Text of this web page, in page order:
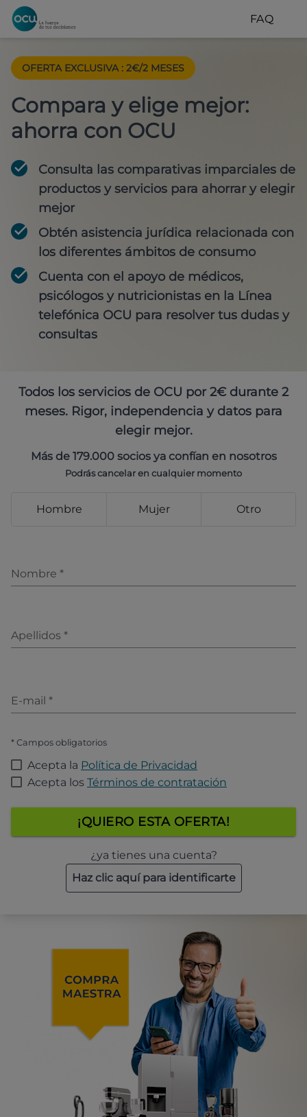
FAQ
OFERTA EXCLUSIVA : 2€/2 MESES
Compara y elige mejor:
ahorra con OCU
Consulta las comparativas imparciales de
productos y servicios para ahorrar y elegir
mejor
Obtén asistencia jurídica relacionada con
los diferentes ámbitos de consumo
Cuenta con el apoyo de médicos,
psicólogos y nutricionistas en la Línea
telefónica OCU para resolver tus dudas y
consultas
Todos los servicios de OCU por 2€ durante 2
meses. Rigor, independencia y datos para
elegir mejor.
Más de 179.000 socios ya confían en nosotros
Podrás cancelar en cualquier momento
Hombre Mujer Otro
Nombre *
Apellidos *
E-mail *
* Campos obligatorios
Acepta la Política de Privacidad
Acepta los Términos de contratación
¡QUIERO ESTA OFERTA!
¿ya tienes una cuenta?
Haz clic aquí para identificarte